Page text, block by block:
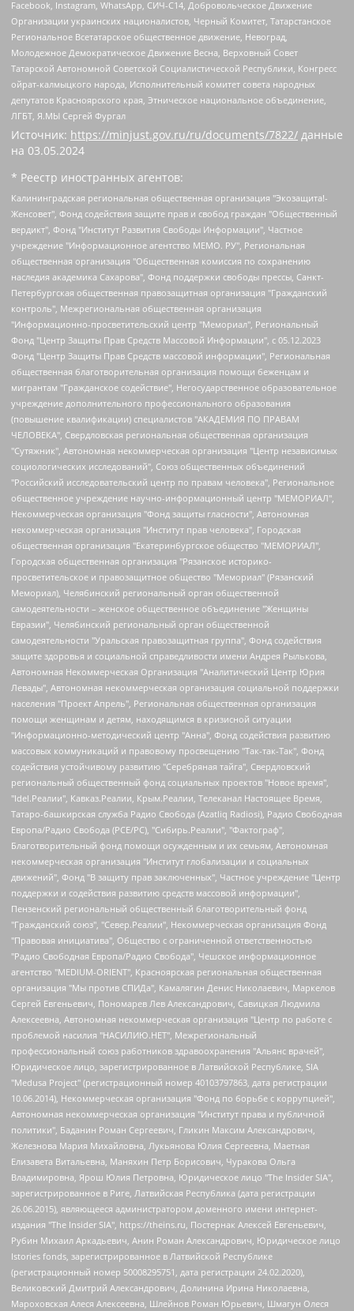
Facebook, Instagram, WhatsApp, СИЧ-С14, Добровольческое Движение
Организации украинских националистов, Черный Комитет, Татарстанское
Региональное Всетатарское общественное движение, Невоград,
Молодежное Демократическое Движение Весна, Верховный Совет
Татарской Автономной Советской Социалистической Республики, Конгресс
ойрат-калмыцкого народа, Исполнительный комитет совета народных
депутатов Красноярского края, Этническое национальное объединение,
ЛГБТ, Я.МЫ Сергей Фургал
Источник: https://minjust.gov.ru/ru/documents/7822/ данные
на 03.05.2024
* Реестр иностранных агентов:
Калининградская региональная общественная организация "Экозащита!-Женсовет", Фонд содействия защите прав и свобод граждан "Общественный вердикт", Фонд "Институт Развития Свободы Информации", Частное учреждение "Информационное агентство МЕМО. РУ", Региональная общественная организация "Общественная комиссия по сохранению наследия академика Сахарова", Фонд поддержки свободы прессы, Санкт-Петербургская общественная правозащитная организация "Гражданский контроль", Межрегиональная общественная организация "Информационно-просветительский центр "Мемориал", Региональный Фонд "Центр Защиты Прав Средств Массовой Информации", с 05.12.2023 Фонд "Центр Защиты Прав Средств массовой информации", Региональная общественная благотворительная организация помощи беженцам и мигрантам "Гражданское содействие", Негосударственное образовательное учреждение дополнительного профессионального образования (повышение квалификации) специалистов "АКАДЕМИЯ ПО ПРАВАМ ЧЕЛОВЕКА", Свердловская региональная общественная организация "Сутяжник", Автономная некоммерческая организация "Центр независимых социологических исследований", Союз общественных объединений "Российский исследовательский центр по правам человека", Региональное общественное учреждение научно-информационный центр "МЕМОРИАЛ", Некоммерческая организация "Фонд защиты гласности", Автономная некоммерческая организация "Институт прав человека", Городская общественная организация "Екатеринбургское общество "МЕМОРИАЛ", Городская общественная организация "Рязанское историко-просветительское и правозащитное общество "Мемориал" (Рязанский Мемориал), Челябинский региональный орган общественной самодеятельности – женское общественное объединение "Женщины Евразии", Челябинский региональный орган общественной самодеятельности "Уральская правозащитная группа", Фонд содействия защите здоровья и социальной справедливости имени Андрея Рылькова, Автономная Некоммерческая Организация "Аналитический Центр Юрия Левады", Автономная некоммерческая организация социальной поддержки населения "Проект Апрель", Региональная общественная организация помощи женщинам и детям, находящимся в кризисной ситуации "Информационно-методический центр "Анна", Фонд содействия развитию массовых коммуникаций и правовому просвещению "Так-так-Так", Фонд содействия устойчивому развитию "Серебряная тайга", Свердловский региональный общественный фонд социальных проектов "Новое время", "Idel.Реалии", Кавказ.Реалии, Крым.Реалии, Телеканал Настоящее Время, Татаро-башкирская служба Радио Свобода (Azatliq Radiosi), Радио Свободная Европа/Радио Свобода (PCE/PC), "Сибирь.Реалии", "Фактограф", Благотворительный фонд помощи осужденным и их семьям, Автономная некоммерческая организация "Институт глобализации и социальных движений", Фонд "В защиту прав заключенных", Частное учреждение "Центр поддержки и содействия развитию средств массовой информации", Пензенский региональный общественный благотворительный фонд "Гражданский союз", "Север.Реалии", Некоммерческая организация Фонд "Правовая инициатива", Общество с ограниченной ответственностью "Радио Свободная Европа/Радио Свобода", Чешское информационное агентство "MEDIUM-ORIENT", Красноярская региональная общественная организация "Мы против СПИДа", Камалягин Денис Николаевич, Маркелов Сергей Евгеньевич, Пономарев Лев Александрович, Савицкая Людмила Алексеевна, Автономная некоммерческая организация "Центр по работе с проблемой насилия "НАСИЛИЮ.НЕТ", Межрегиональный профессиональный союз работников здравоохранения "Альянс врачей", Юридическое лицо, зарегистрированное в Латвийской Республике, SIA "Medusa Project" (регистрационный номер 40103797863, дата регистрации 10.06.2014), Некоммерческая организация "Фонд по борьбе с коррупцией", Автономная некоммерческая организация "Институт права и публичной политики", Баданин Роман Сергеевич, Гликин Максим Александрович, Железнова Мария Михайловна, Лукьянова Юлия Сергеевна, Маетная Елизавета Витальевна, Маняхин Петр Борисович, Чуракова Ольга Владимировна, Ярош Юлия Петровна, Юридическое лицо "The Insider SIA", зарегистрированное в Риге, Латвийская Республика (дата регистрации 26.06.2015), являющееся администратором доменного имени интернет-издания "The Insider SIA", https://theins.ru, Постернак Алексей Евгеньевич, Рубин Михаил Аркадьевич, Анин Роман Александрович, Юридическое лицо Istories fonds, зарегистрированное в Латвийской Республике (регистрационный номер 50008295751, дата регистрации 24.02.2020), Великовский Дмитрий Александрович, Долинина Ирина Николаевна, Мароховская Алеся Алексеевна, Шлейнов Роман Юрьевич, Шмагун Олеся Валентиновна, Общество с ограниченной ответственностью "Альтаир 2021", Общество с ограниченной ответственностью "Вега 2021", Общество с ограниченной ответственностью "Главный редактор 2021", Общество с ограниченной ответственностью "Ромашки монолит", Важенков Артем Валерьевич, Ивановская областная общественная организация "Центр гендерных исследований", Гурман Юрий Альбертович, Медиапроект "ОВД-Инфо", Егоров Владимир Владимирович, Жилинский Владимир Александрович, Общество с ограниченной ответственностью "ЗП", Иванова София Юрьевна, Карезина Инна Павловна, Кильтау Екатерина Викторовна, Петров Алексей Викторович, Пискунов Сергей Евгеньевич, Смирнов Сергей Сергеевич, Тихонов Михаил Сергеевич, Общество с ограниченной ответственностью "ЖУРНАЛИСТ-ИНОСТРАННЫЙ АГЕНТ", Арапова Галина Юрьевна, Вольтская Татьяна Анатольевна, Американская компания "Mason G.E.S. Anonymous Foundation" (США), являющаяся владельцем интернет-издания https://mnews.world/, Компания "Stichting Bellingcat", зарегистрированная в Нидерландах (дата регистрации 11.07.2018), Захаров Андрей Вячеславович, Клепиковская Екатерина Дмитриевна, Общество с ограниченной ответственностью "МЕМО", Перл Роман Александрович, Симонов Евгений Алексеевич, Соловьева Елена Анатольевна, Сотников Даниил Владимирович, Сурначева Елизавета Дмитриевна, Автономная некоммерческая организация по защите прав человека и информированию населения "Якутия – Наше Мнение", Общество с ограниченной ответственностью "Москоу диджитал медиа", с 26.01.2023 Общество с ограниченной ответственностью "Чайка Белые сады", Ветошкина Валерия Валерьевна, Заговора Максим Александрович, Межрегиональное общественное движение "Российская ЛГБТ - сеть", Оленичев Максим Владимирович, Павлов Иван Юрьевич, Скворцова Елена Сергеевна, Общество с ограниченной ответственностью "Как бы инагент", Кочетков Игорь Викторович, Общество с ограниченной ответственностью "Честные выборы", Еланчик Олег Александрович, Общество с ограниченной ответственностью "Нобелевский призыв", Гималова Регина Эмилевна, Григорьев Андрей Валерьевич, Григорьева Алина Александровна, Ассоциация по содействию защите прав призывников, альтернативнослужащих и военнослужащих "Правозащитная группа "Гражданин.Армия.Право", Хисамова Регина Фаритовна, Автономная некоммерческая организация по реализации социально-правовых программ "Лилит", Дальневосточное общественное движение "Маяк", Санкт-Петербургская ЛГБТ-инициативная группа "Выход", Инициативная группа ЛГБТ+ "Реверс", Алексеев Андрей Викторович, Бекбулатова Таисия Львовна, Беляев Иван Михайлович, Владыкина Елена Сергеевна, Гельман Марат Александрович, Никульшина Вероника Юрьевна, Толоконникова Надежда Андреевна, Шендерович Виктор Анатольевич, Общество с ограниченной ответственностью "Данное сообщение", Общество с ограниченной ответственностью Издательский дом "Новая глава", Айнбиндер Александра Александровна, Московский комьюнити-центр для ЛГБТ+инициатив, Благотворительный фонд развития филантропии, Deutsche Welle (Германия, Kurt-Schumacher-Strasse 3, 53113 Bonn), Борзунова Мария Михайловна, Воробьев Виктор Викторович, Голубева Анна Львовна, Константинова Алла Михайловна, Малкова Ирина Владимировна, Мурадов Мурад Абдулгалимович, Осетинская Елизавета Николаевна, Понасенков Евгений Николаевич, Ганапольский Матвей Юрьевич, Киселев Евгений Алексеевич, Борухович Ирина Григорьевна, Дремин Иван Тимофеевич, Дубровский Дмитрий Викторович, Красноярская региональная общественная организация поддержки и развития альтернативных образовательных технологий и межкультурных коммуникаций "ИНТЕРРА", Маяковская Екатерина Алексеевна, Фейгин Марк Захарович, Филимонов Андрей Викторович, Дзугкоева Регина Николаевна, Доброхотов Роман Александрович, Дудь Юрий Александрович, Елкин Сергей Владимирович, Кругликов Кирилл Игоревич, Сабунаева Мария Леонидовна, Семенов Алексей Владимирович, Шаинян Карен Багратович, Шульман Екатерина Михайловна, Асафьев Артур Валерьевич, Вахштайн Виктор Семенович, Венедиктов Алексей Алексеевич, Лушникова Екатерина Евгеньевна, Волков Леонид Михайлович, Невзоров Александр Глебович, Пархоменко Сергей Борисович, Сироткин Ярослав Николаевич, Кара-Мурза Владимир Владимирович, Баранова Наталья Владимировна, Гозман Леонид Яковлевич, Кагарлицкий Борис Юльевич, Климарев Михаил Валерьевич, Милов Владимир Станиславович, Автономная некоммерческая организация Краснодарский центр современного искусства "Типография", Моргенштерн Алишер Тагирович, Соболь Любовь Эдуардовна, Общество с ограниченной ответственностью "ЛИЗА НОРМ", Каспаров Гарри Кимович, Ходорковский Михаил Борисович, Общество с ограниченной ответственностью "Апрельские тезисы", Данилович Ирина Брониславовна, Кашин Олег Владимирович, Петров Николай Владимирович, Пивоваров Алексей Владимирович, Соколов Михаил Владимирович, Цветкова Юлия Владимировна, Чичваркин Евгений Александрович, Комитет против пыток/Команда против пыток, Общество с ограниченной ответственностью "Первый научный", Общество с ограниченной ответственностью "Вертолет и ко", Белоцерковская Вероника Борисовна, Кац Максим Евгеньевич, Лазарева Татьяна Юрьевна, Шаведдинов Руслан Табризович, Яшин Илья Валерьевич, Общество с ограниченной ответственностью "Иноагент ААВ", Алешковский Дмитрий Петрович, Альбац Евгения Марковна, Быков Дмитрий Львович, Галямина Юлия Евгеньевна, Лойко Сергей Леонидович, Мартынов Кирилл Константинович, Медведев Сергей Александрович, Крашенинников Федор Геннадиевич, Гордеева Катерина Вл